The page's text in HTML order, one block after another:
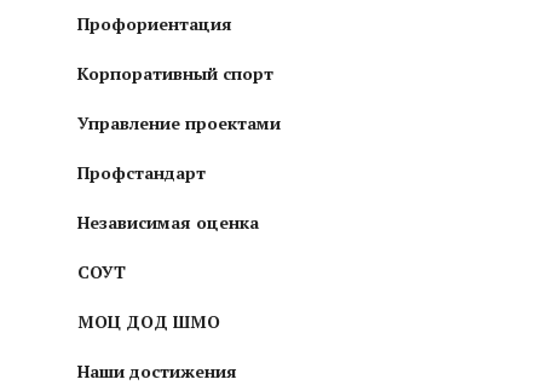
Профориентация
Корпоративный спорт
Управление проектами
Профстандарт
Независимая оценка
СОУТ
МОЦ ДОД ШМО
Наши достижения